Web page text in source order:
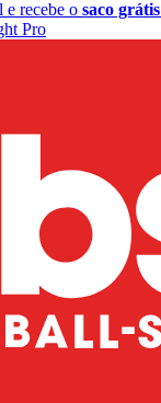
e recebe o saco grátis
Pro